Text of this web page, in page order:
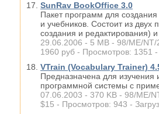
SunRav BookOffice 3.0
Пакет программ для
и учебников. Состоит из
создания и редактирования)
29.06.2006 - 5 MB - 98/ME/
1960 руб - Просмотров: 1351 -
VTrain (Vocabulary Trainer)
Предназначена для
программной системы с
07.06.2003 - 370 KB - 98/ME/
$15 - Просмотров: 943 -